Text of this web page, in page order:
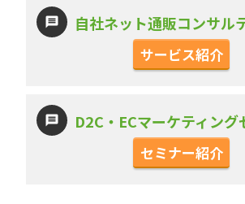
自社ネット通販コンサル
サービス紹介
D2C・ECマーケティング
セミナー紹介